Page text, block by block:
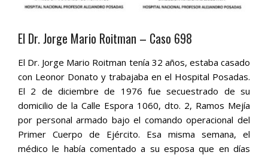
El Dr. Jorge Mario Roitman – Caso 698
El Dr. Jorge Mario Roitman tenía 32 años, estaba casado
con Leonor Donato y trabajaba en el Hospital Posadas.
El 2 de diciembre de 1976 fue secuestrado de su
domicilio de la Calle Espora 1060, dto. 2, Ramos Mejía
por personal armado bajo el comando operacional del
Primer Cuerpo de Ejército. Esa misma semana, el
médico le había comentado a su esposa que en días